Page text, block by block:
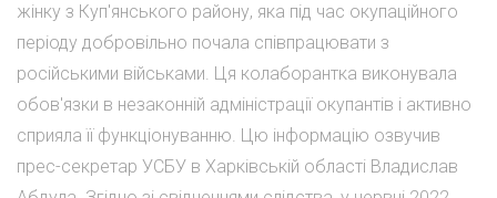
жінку з Куп'янського району, яка під час окупаційного
періоду добровільно почала співпрацювати з
російськими військами. Ця колаборантка виконувала
обов'язки в незаконній адміністрації окупантів і активно
сприяла її функціонуванню. Цю інформацію озвучив
прес-секретар УСБУ в Харківській області Владислав